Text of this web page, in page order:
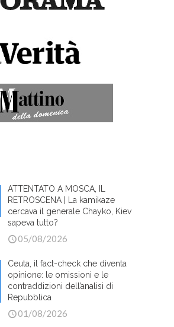
ATTENTATO A MOSCA, IL
RETROSCENA | La kamikaze
cercava il generale Chayko, Kiev
sapeva tutto?
05/08/2026
Ceuta, il fact-check che diventa
opinione: le omissioni e le
contraddizioni dell’analisi di
Repubblica
01/08/2026